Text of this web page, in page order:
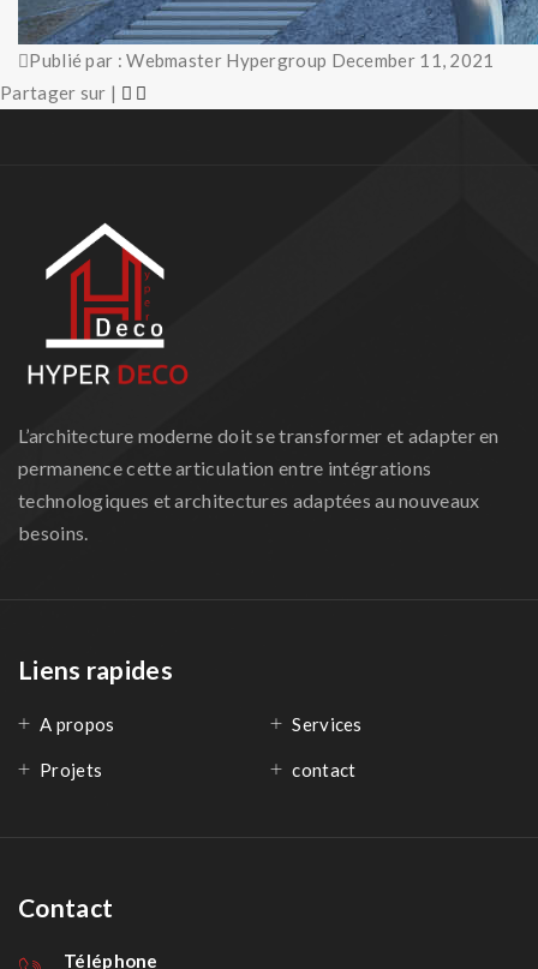
Publié par : Webmaster Hypergroup December 11, 2021
Partager sur |
L’architecture moderne doit se transformer et adapter en
permanence cette articulation entre intégrations
technologiques et architectures adaptées au nouveaux
besoins.
Liens rapides
A propos Services
Projets contact
Contact
Téléphone